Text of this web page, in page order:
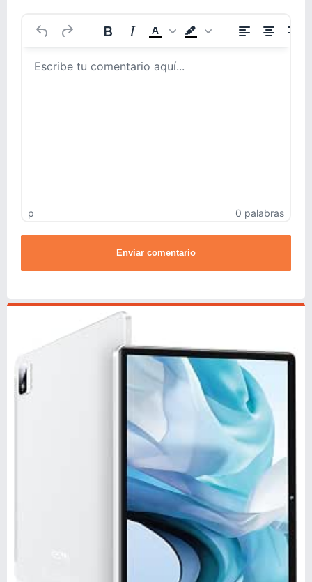
p 0 palabras
Enviar comentario